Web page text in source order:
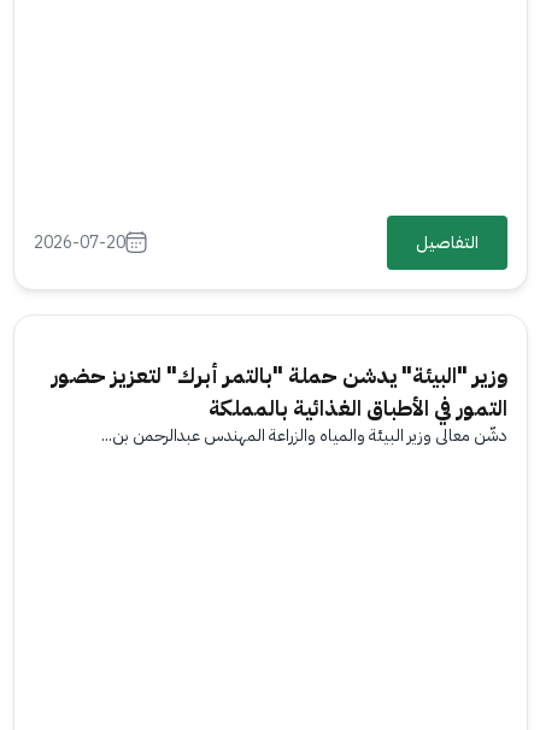
التفاصيل 2026-07-20
وزير "البيئة" يدشن حملة "بالتمر أبرك" لتعزيز حضور
التمور في الأطباق الغذائية بالمملكة
دشّن معالي وزير البيئة والمياه والزراعة المهندس عبدالرحمن بن...